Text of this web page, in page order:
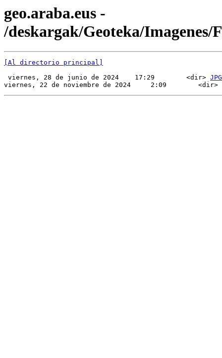
geo.araba.eus -
/deskargak/Geoteka/Imagenes/
[Al directorio principal]
viernes, 28 de junio de 2024    17:29        <dir> JPG
viernes, 22 de noviembre de 2024     2:09        <dir>